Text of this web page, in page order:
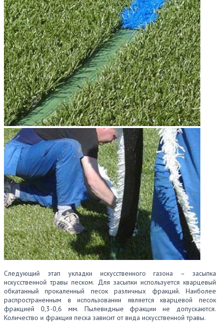
Следующий этап укладки искусственного газона – засыпка
искусственной травы песком. Для засыпки используется кварцевый
обкатанный прокаленный песок различных фракций. Наиболее
распространенным в использовании является кварцевой песок
фракцией 0,3-0,6 мм. Пылевидные фракции не допускаются.
Количество и фракция песка зависит от вида искусственной травы.